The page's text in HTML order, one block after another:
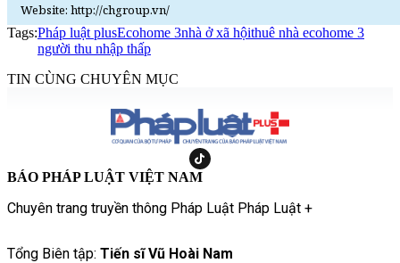
Website: http://chgroup.vn/
Tags:Pháp luật plusEcohome 3nhà ở xã hộithuê nhà ecohome 3
người thu nhập thấp
TIN CÙNG CHUYÊN MỤC
BÁO PHÁP LUẬT VIỆT NAM
Chuyên trang truyền thông Pháp Luật Pháp Luật +
Tổng Biên tập: Tiến sĩ Vũ Hoài Nam